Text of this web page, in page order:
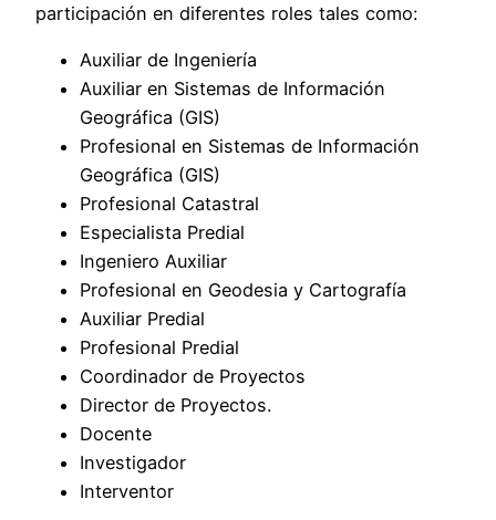
participación en diferentes roles tales como:
Auxiliar de Ingeniería
Auxiliar en Sistemas de Información
Geográfica (GIS)
Profesional en Sistemas de Información
Geográfica (GIS)
Profesional Catastral
Especialista Predial
Ingeniero Auxiliar
Profesional en Geodesia y Cartografía
Auxiliar Predial
Profesional Predial
Coordinador de Proyectos
Director de Proyectos.
Docente
Investigador
Interventor